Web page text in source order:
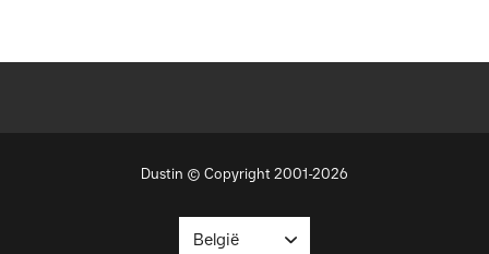
Dustin © Copyright 2001-2026
België